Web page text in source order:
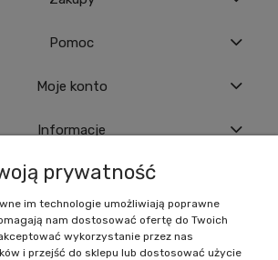
Pomoc
Moje konto
Informacje
Dybowskiego 45/7, 41-208 Sosnowiec, woj.
kontakt@battlecult.plTel.: 669966242 | NIP:
REGON: 520502331
prywatność
im technologie umożliwiają poprawne
nam dostosować ofertę do Twoich
wykorzystanie przez nas
i przejść do sklepu lub dostosować użycie